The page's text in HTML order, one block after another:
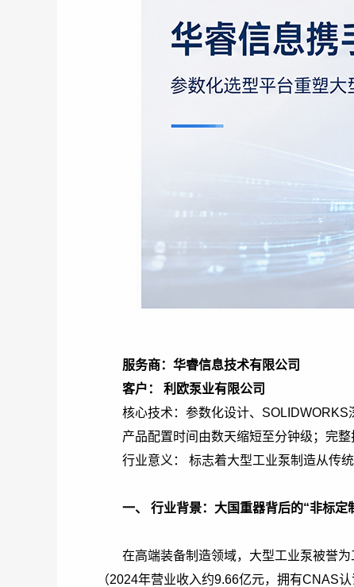
服务商：华睿信息技术有限公司
客户： 利欧泵业有限公司
核心技术：参数化设计、SOLIDWORKS
产品配置时间由数天缩短至分钟级；完
行业意义： 标志着大型工业泵制造从传
一、 行业背景：大国重器背后的“非标定
在高端装备制造领域，大型工业泵被誉
（2024年营业收入约9.66亿元，拥有CNAS